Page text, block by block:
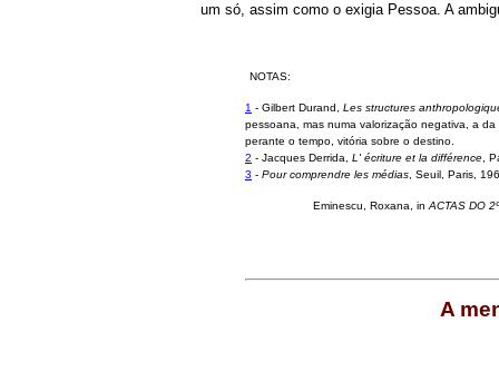
um só, assim como o exigia Pessoa. A
NOTAS:
1 - Gilbert Durand, Les structures
pessoana, mas numa valorização negativa, a
perante o tempo, vitória sobre o destino.
2 - Jacques Derrida, L' écriture et la différence,
3 - Pour comprendre les médias, Seuil, Paris,
Eminescu , Roxana, in ACTAS DO
A